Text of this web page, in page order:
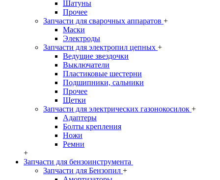
Шатуны
Прочее
Запчасти для сварочных аппаратов +
Маски
Электроды
Запчасти для электропил цепных +
Ведущие звездочки
Выключатели
Пластиковые шестерни
Подшипники, сальники
Прочее
Щетки
Запчасти для электрических газонокосилок +
Адаптеры
Болты крепления
Ножи
Ремни
+
Запчасти для бензоинструмента
Запчасти для Бензопил +